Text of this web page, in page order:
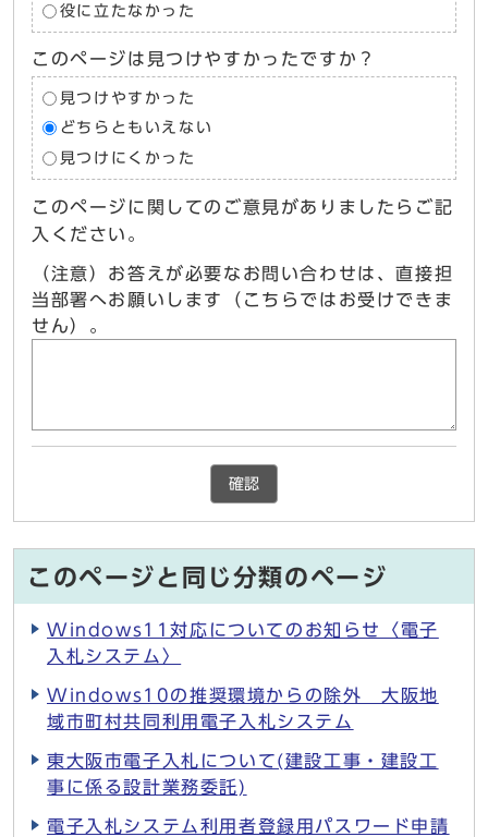
役に立たなかった
このページは見つけやすかったですか？
見つけやすかった
どちらともいえない
見つけにくかった
このページに関してのご意見がありましたらご記
入ください。
（注意）お答えが必要なお問い合わせは、直接担
当部署へお願いします（こちらではお受けできま
せん）。
確認
このページと同じ分類のページ
Windows11対応についてのお知らせ〈電子
入札システム〉
Windows10の推奨環境からの除外 大阪地
域市町村共同利用電子入札システム
東大阪市電子入札について(建設工事・建設工
事に係る設計業務委託)
電子入札システム利用者登録用パスワード申請